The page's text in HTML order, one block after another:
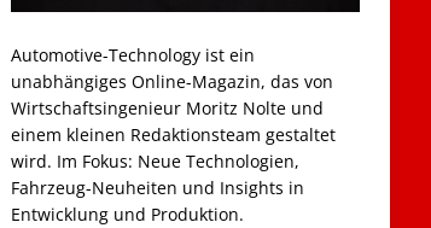
Automotive-Technology ist ein
unabhängiges Online-Magazin, das von
Wirtschaftsingenieur Moritz Nolte und
einem kleinen Redaktionsteam gestaltet
wird. Im Fokus: Neue Technologien,
Fahrzeug-Neuheiten und Insights in
Entwicklung und Produktion.